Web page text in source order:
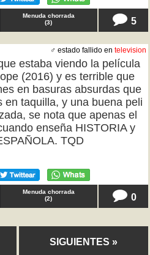
Menuda chorrada
(3) 5
♂ estado fallido en television
estaba viendo la película
(2016) y es terrible que
en basuras absurdas que
en taquilla, y una buena peli
se nota que apenas el
enseña HISTORIA y
TQD
Menuda chorrada
(2) 0
SIGUIENTES »